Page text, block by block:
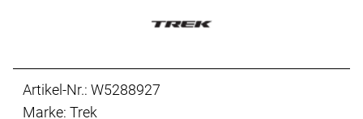
Artikel-Nr.: W5288927
Marke: Trek